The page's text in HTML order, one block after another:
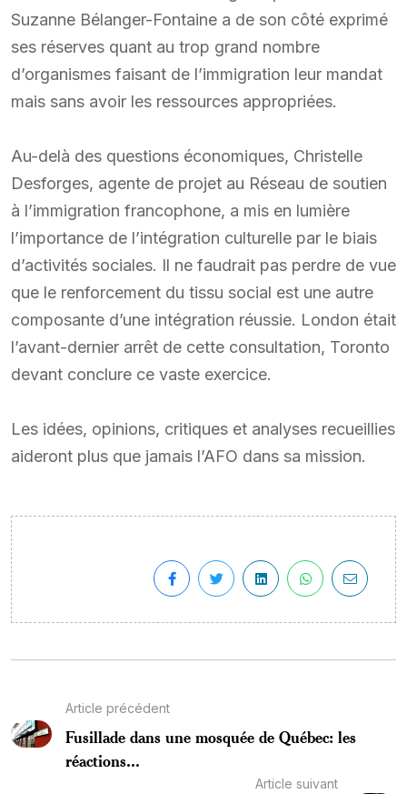
Suzanne Bélanger-Fontaine a de son côté exprimé
ses réserves quant au trop grand nombre
d’organismes faisant de l’immigration leur mandat
mais sans avoir les ressources appropriées.
Au-delà des questions économiques, Christelle
Desforges, agente de projet au Réseau de soutien
à l’immigration francophone, a mis en lumière
l’importance de l’intégration culturelle par le biais
d’activités sociales. Il ne faudrait pas perdre de vue
que le renforcement du tissu social est une autre
composante d’une intégration réussie. London était
l’avant-dernier arrêt de cette consultation, Toronto
devant conclure ce vaste exercice.
Les idées, opinions, critiques et analyses recueillies
aideront plus que jamais l’AFO dans sa mission.
Article précédent
Fusillade dans une mosquée de Québec: les
réactions...
Article suivant